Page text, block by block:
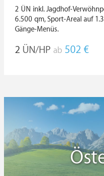
2 ÜN inkl. Jagdhof-
6.500 qm, Sport-Areal auf
Gänge-Menüs.
2 ÜN/HP ab 502 €